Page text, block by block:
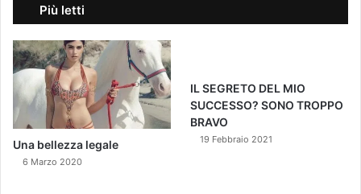
Più letti
Una bellezza legale
6 Marzo 2020
IL SEGRETO DEL MIO
SUCCESSO? SONO TROPPO
BRAVO
19 Febbraio 2021